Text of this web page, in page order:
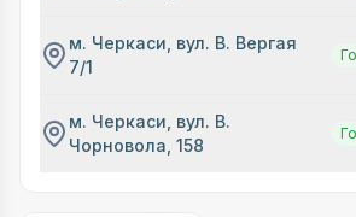
м. Черкаси, вул. В. Вергая
7/1
м. Черкаси, вул. В.
Чорновола, 158